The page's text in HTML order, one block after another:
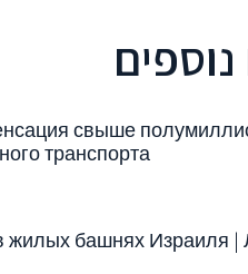
свыше
транспорта
жилых башнях Израиля |